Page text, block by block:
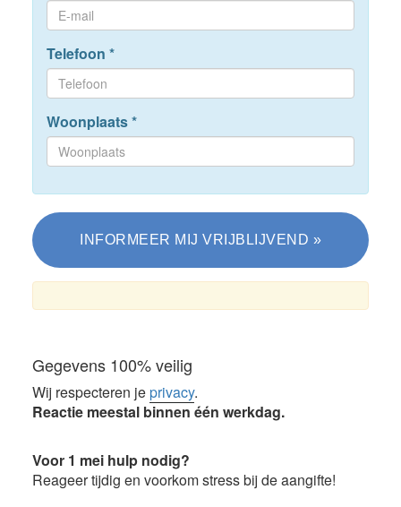
Telefoon *
Woonplaats*
Gegevens 100% veilig
Wij respecteren jeprivacy.
Reactie meestal binnen één werkdag.
Voor 1 mei hulp nodig?
Reageer tijdig en voorkom stress bij de aangifte!